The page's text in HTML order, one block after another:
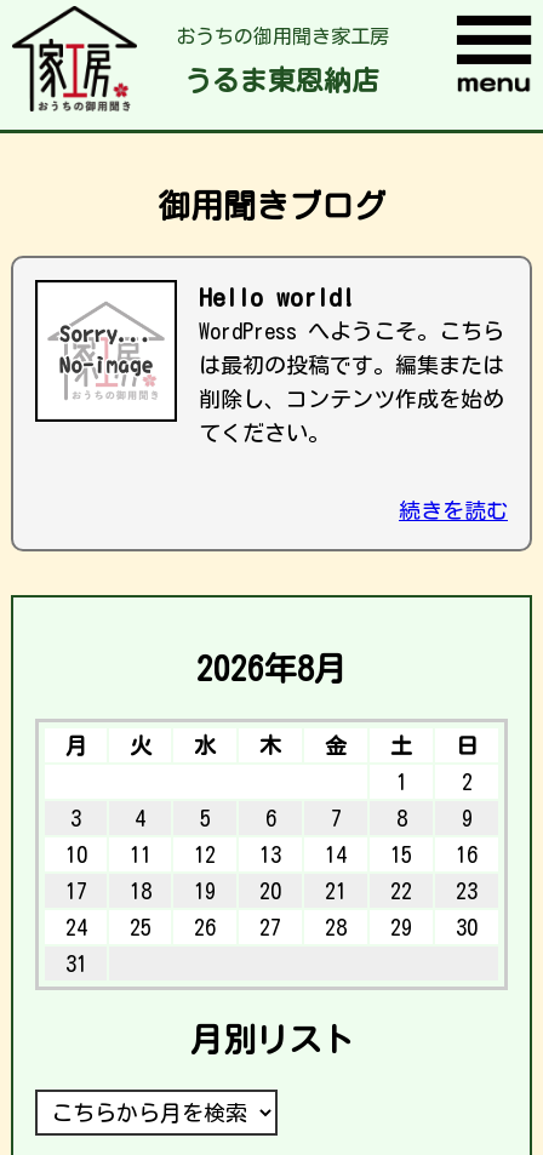
おうちの御用聞き家工房
うるま東恩納店
御用聞きブログ
Hello world!
WordPress へようこそ。こちら
は最初の投稿です。編集または
削除し、コンテンツ作成を始め
てください。
続きを読む
2026年8月
月 火 水 木 金 土
日
1
2
3
4 5 6 7 8
9
10
11 12 13 14 15
16
17
18 19 20 21 22
23
24
25 26 27 28 29
30
31
月別リスト